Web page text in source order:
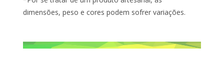
dimensões, peso e cores podem sofrer variações.